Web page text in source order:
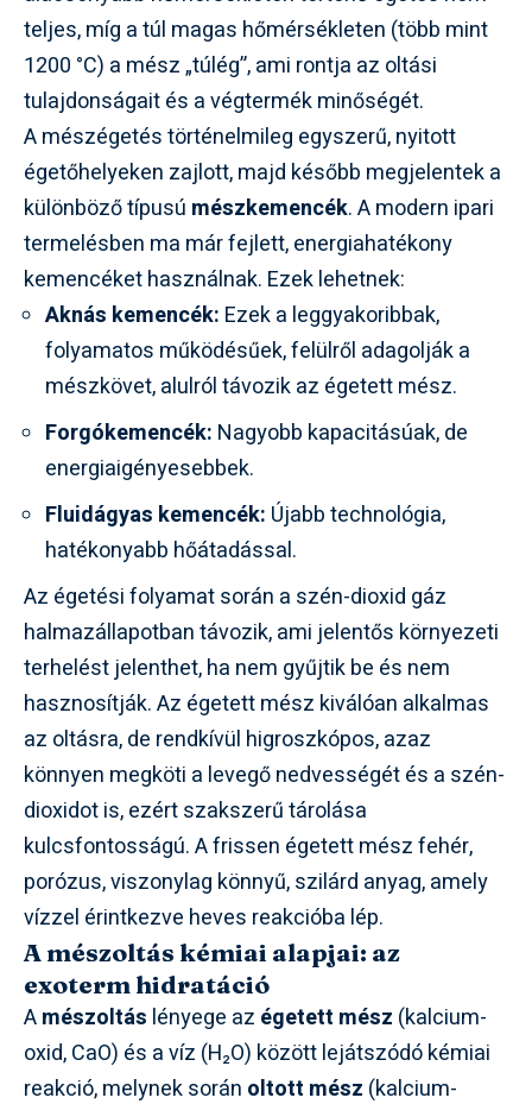
teljes, míg a túl magas hőmérsékleten (több mint
1200 °C) a mész „túlég”, ami rontja az oltási
tulajdonságait és a végtermék minőségét.
A mészégetés történelmileg egyszerű, nyitott
égetőhelyeken zajlott, majd később megjelentek a
különböző típusú mészkemencék. A modern ipari
termelésben ma már fejlett, energiahatékony
kemencéket használnak. Ezek lehetnek:
Aknás kemencék: Ezek a leggyakoribbak,
folyamatos működésűek, felülről adagolják a
mészkövet, alulról távozik az égetett mész.
Forgókemencék: Nagyobb kapacitásúak, de
energiaigényesebbek.
Fluidágyas kemencék: Újabb technológia,
hatékonyabb hőátadással.
Az égetési folyamat során a szén-dioxid gáz
halmazállapotban távozik, ami jelentős környezeti
terhelést jelenthet, ha nem gyűjtik be és nem
hasznosítják. Az égetett mész kiválóan alkalmas
az oltásra, de rendkívül higroszkópos, azaz
könnyen megköti a levegő nedvességét és a szén-
dioxidot is, ezért szakszerű tárolása
kulcsfontosságú. A frissen égetett mész fehér,
porózus, viszonylag könnyű, szilárd anyag, amely
vízzel érintkezve heves reakcióba lép.
A mészoltás kémiai alapjai: az
exoterm hidratáció
Amészoltás lényege az égetett mész (kalcium-
oxid, CaO) és a víz (H₂O) között lejátszódó kémiai
reakció, melynek során oltott mész (kalcium-